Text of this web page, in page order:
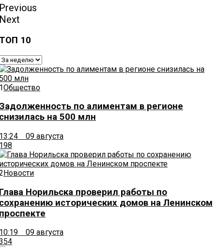
10
Общество
по алиментам в регионе
на 500 млн
09 августа
Новости
Норильска проверил работы по
исторических домов на Ленинском
09 августа